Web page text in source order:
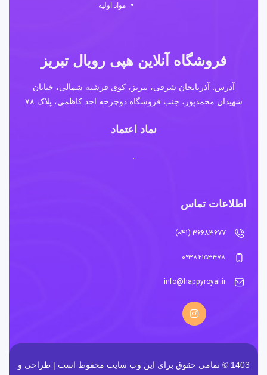
مواد اولیه
فروشگاه آنلاین هپی رویال تبریز
آدرس: آذربایجان شرقی، تبریز، کوی فرشته شمالی، خیابان
شهیدان محمدپور، جنب فروشگاه دوچرخه احد کاظمی، پلاک ۷۸
نماد اعتماد
اطلاعات تماس
36683677 (041)
۰۹۳۸۲۱۵۳۴۷۸
info@happyroyal.ir
1403 © تمامی حقوق برای این وب سایت محفوظ است | طراحی و